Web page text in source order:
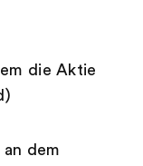
die Aktie
dem